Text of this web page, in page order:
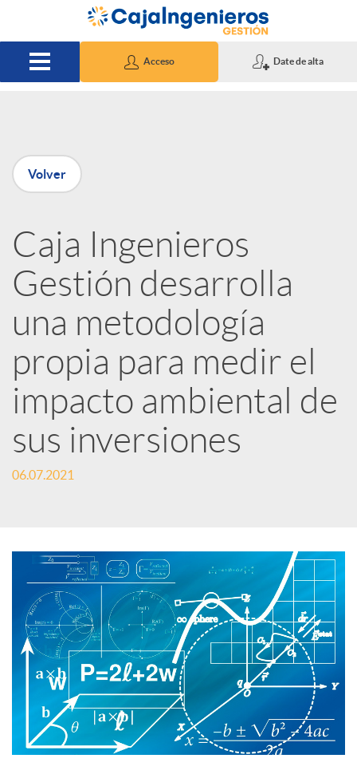
Saltar al contenido principal
Acceso Date de alta
P
u
b
l
i
c
a
o
r
d
e
c
Volver
Caja Ingenieros
Gestión desarrolla
una metodología
propia para medir el
impacto ambiental de
sus inversiones
06.07.2021